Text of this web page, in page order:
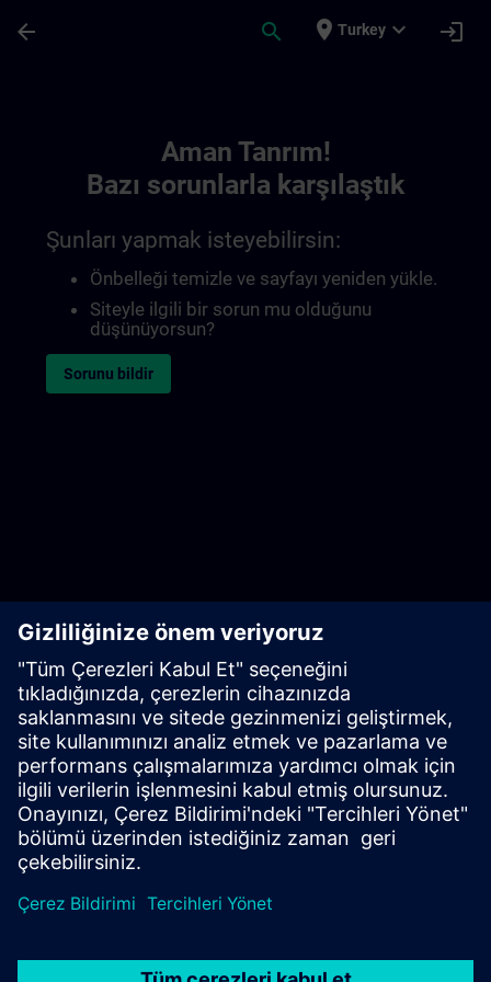
arrow_back search place Turkey expand_more login
Aman Tanrım!
Bazı sorunlarla karşılaştık
Şunları yapmak isteyebilirsin:
Önbelleği temizle ve sayfayı yeniden yükle.
Siteyle ilgili bir sorun mu olduğunu
düşünüyorsun?
Sorunu bildir